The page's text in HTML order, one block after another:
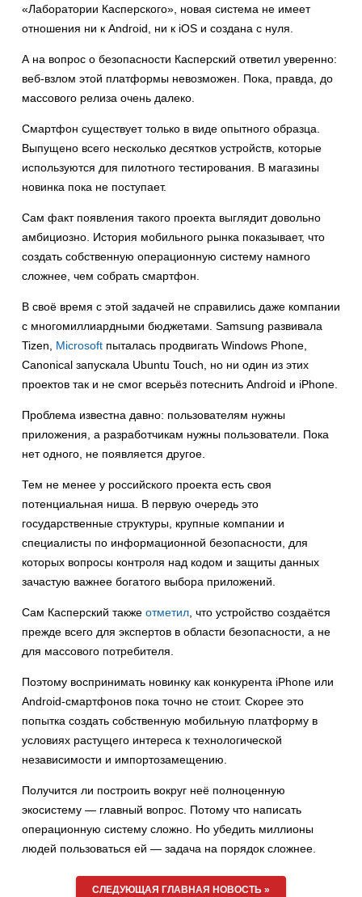
«Лаборатории Касперского», новая система не имеет
отношения ни к Android, ни к iOS и создана с нуля.
А на вопрос о безопасности Касперский ответил уверенно:
веб-взлом этой платформы невозможен. Пока, правда, до
массового релиза очень далеко.
Смартфон существует только в виде опытного образца.
Выпущено всего несколько десятков устройств, которые
используются для пилотного тестирования. В магазины
новинка пока не поступает.
Сам факт появления такого проекта выглядит довольно
амбициозно. История мобильного рынка показывает, что
создать собственную операционную систему намного
сложнее, чем собрать смартфон.
В своё время с этой задачей не справились даже компании
с многомиллиардными бюджетами. Samsung развивала
Tizen, Microsoft пыталась продвигать Windows Phone,
Canonical запускала Ubuntu Touch, но ни один из этих
проектов так и не смог всерьёз потеснить Android и iPhone.
Проблема известна давно: пользователям нужны
приложения, а разработчикам нужны пользователи. Пока
нет одного, не появляется другое.
Тем не менее у российского проекта есть своя
потенциальная ниша. В первую очередь это
государственные структуры, крупные компании и
специалисты по информационной безопасности, для
которых вопросы контроля над кодом и защиты данных
зачастую важнее богатого выбора приложений.
Сам Касперский также отметил, что устройство создаётся
прежде всего для экспертов в области безопасности, а не
для массового потребителя.
Поэтому воспринимать новинку как конкурента iPhone или
Android-смартфонов пока точно не стоит. Скорее это
попытка создать собственную мобильную платформу в
условиях растущего интереса к технологической
независимости и импортозамещению.
Получится ли построить вокруг неё полноценную
экосистему — главный вопрос. Потому что написать
операционную систему сложно. Но убедить миллионы
людей пользоваться ей — задача на порядок сложнее.
СЛЕДУЮЩАЯ ГЛАВНАЯ НОВОСТЬ »